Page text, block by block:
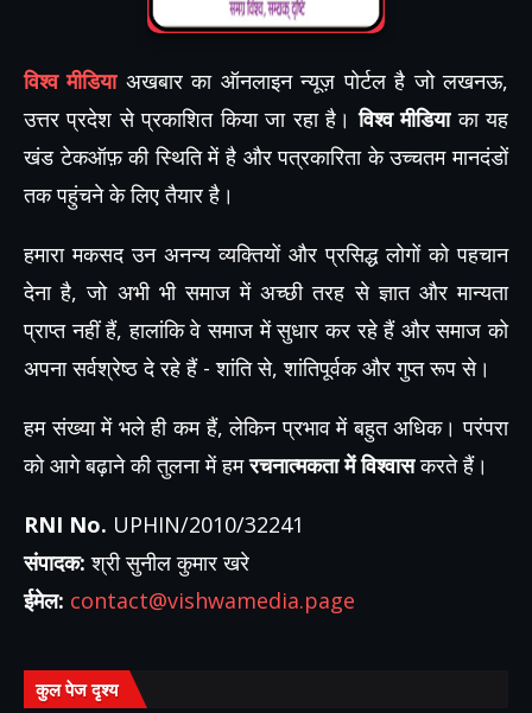
विश्व मीडियाअखबार का ऑनलाइन न्यूज़ पोर्टल है जो लखनऊ,
उत्तर प्रदेश से प्रकाशित किया जा रहा है।विश्व मीडियाका यह
खंड टेकऑफ़ की स्थिति में है और पत्रकारिता के उच्चतम मानदंडों
तक पहुंचने के लिए तैयार है।
हमारा मकसद उन अनन्य व्यक्तियों और प्रसिद्ध लोगों को पहचान
देना है, जो अभी भी समाज में अच्छी तरह से ज्ञात और मान्यता
प्राप्त नहीं हैं, हालांकि वे समाज में सुधार कर रहे हैं और समाज को
अपना सर्वश्रेष्ठ दे रहे हैं - शांति से, शांतिपूर्वक और गुप्त रूप से।
हम संख्या में भले ही कम हैं, लेकिन प्रभाव में बहुत अधिक। परंपरा
को आगे बढ़ाने की तुलना में हमरचनात्मकता में विश्वासकरते हैं।
RNI No. UPHIN/2010/32241
संपादक: श्री सुनील कुमार खरे
ईमेल: contact@vishwamedia.page
कुल पेज दृश्य